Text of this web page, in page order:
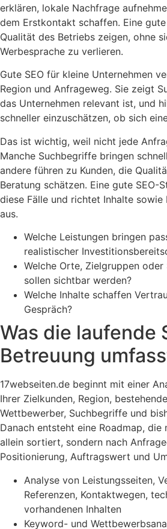
erklären, lokale Nachfrage
dem Erstkontakt schaffen. Eine
Qualität des Betriebs zeigen, ohne
Werbesprache zu verlieren.
Gute SEO für kleine Unternehmen
Region und Anfrageweg. Sie zeigt
das Unternehmen relevant ist, und
schneller einzuschätzen, ob sich
Das ist wichtig, weil nicht jede
Manche Suchbegriffe bringen
andere führen zu Kunden, die
Beratung schätzen. Eine gute SEO-
diese Fälle und richtet Inhalte
aus.
Welche Leistungen bringen
realistischer
Welche Orte, Zielgruppen oder
sollen sichtbar werden?
Welche Inhalte schaffen
Gespräch?
Was die laufende
Betreuung
17webseiten.de beginnt mit einer
Ihrer Zielkunden, Region,
Wettbewerber, Suchbegriffe und
Danach entsteht eine Roadmap, die
allein sortiert, sondern nach
Positionierung, Auftragswert und
Analyse von Leistungsseiten,
Referenzen, Kontaktwegen,
vorhandenen Inhalten
Keyword- und